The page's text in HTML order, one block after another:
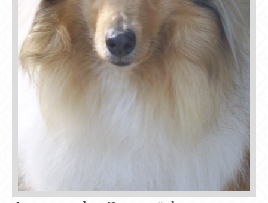
Get in touch
Cybersteel Inc.
376-293 City Road, Suite 600
San Francisco, CA 94102